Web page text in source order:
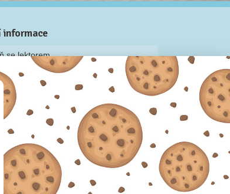
informace
se lektorem
Jak připravit kurz na Naučmese
kladené dotazy
poukazy
užívání
podmínky
používání cookie souborů
ochrany osobních údajů